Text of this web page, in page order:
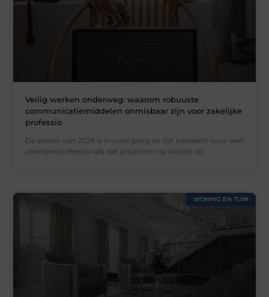
Veilig werken onderweg: waarom robuuste
communicatiemiddelen onmisbaar zijn voor zakelijke
professio
De zomer van 2026 is in volle gang en dat betekent voor veel
zakelijke professionals dat projecten op locatie op
WONING EN TUIN